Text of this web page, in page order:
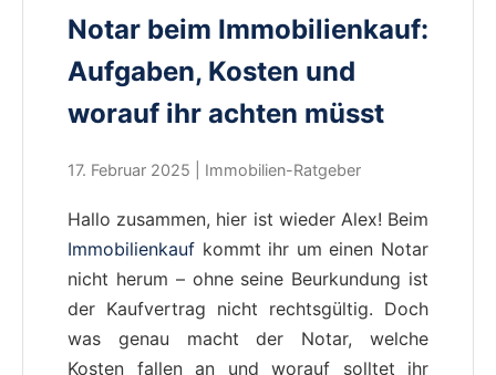
Notar beim Immobilienkauf:
Aufgaben, Kosten und
worauf ihr achten müsst
17. Februar 2025 | Immobilien-Ratgeber
Hallo zusammen, hier ist wieder Alex! Beim
Immobilienkauf kommt ihr um einen Notar
nicht herum – ohne seine Beurkundung ist
der Kaufvertrag nicht rechtsgültig. Doch
was genau macht der Notar, welche
Kosten fallen an und worauf solltet ihr